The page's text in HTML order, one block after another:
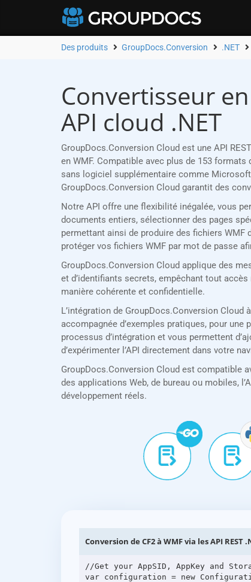
Des produits GroupDocs.Conversion .NET
Convertisseur
API cloud .NET
GroupDocs.Conversion Cloud est une API
en WMF. Compatible avec plus de 153
sans logiciel supplémentaire comme
GroupDocs.Conversion Cloud garantit des
Notre API offre une flexibilité inégalée, vous
documents entiers, sélectionner des pages
permettant ainsi de produire des fichiers
protéger vos fichiers WMF par mot de passe
GroupDocs.Conversion Cloud applique des
et d’identifiants secrets, empêchant tout
manière cohérente et confidentielle.
L’intégration de GroupDocs.Conversion
accompagnée d’exemples pratiques, pour
processus d’intégration et vous permettent
d’expérimenter l’API directement dans votre
GroupDocs.Conversion Cloud est compatible
des applications Web, de bureau ou mobiles,
développement réels.
Conversion de CF2 à WMF via les API REST
//Get your AppSID, AppKey and
var configuration = new